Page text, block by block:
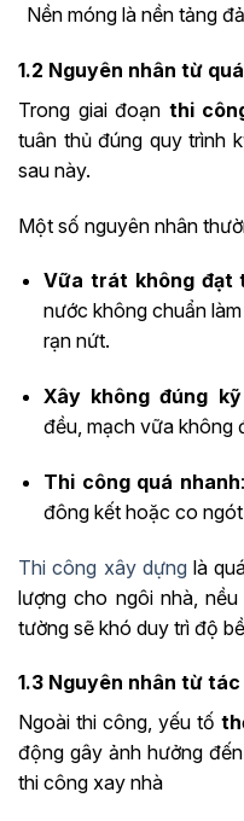
Nền móng là nền tảng
1.2 Nguyên nhân từ
Trong giai đoạn thi
tuân thủ đúng quy trình
sau này.
Một số nguyên nhân
Vữa trát không đạt
nước không chuẩn
rạn nứt.
Xây không đúng
đều, mạch vữa không
Thi công quá nhanh
đông kết hoặc co
Thi công xây dựng là
lượng cho ngôi nhà,
tường sẽ khó duy trì độ
1.3 Nguyên nhân từ
Ngoài thi công, yếu tố
động gây ảnh hưởng
thi công xay nhà